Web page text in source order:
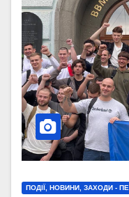
ПОДІЇ, НОВИНИ, ЗАХОДИ -